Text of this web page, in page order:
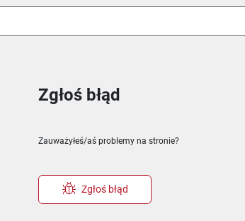
Zgłoś błąd
Zauważyłeś/aś problemy na stronie?
Zgłoś błąd